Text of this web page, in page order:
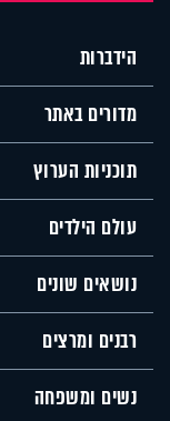
הידברות
מדורים באתר
תוכניות הערוץ
עולם הילדים
נושאים שונים
רבנים ומרצים
נשים ומשפחה